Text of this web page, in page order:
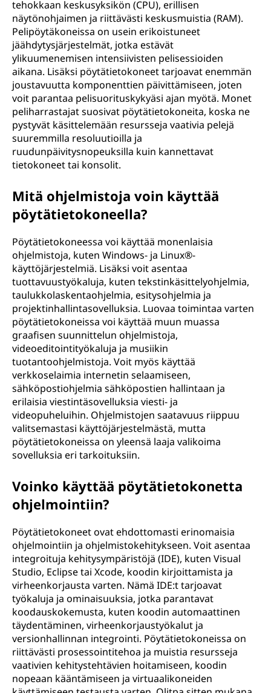
tehokkaan keskusyksikön (CPU), erillisen
näytönohjaimen ja riittävästi keskusmuistia (RAM).
Pelipöytäkoneissa on usein erikoistuneet
jäähdytysjärjestelmät, jotka estävät
ylikuumenemisen intensiivisten pelisessioiden
aikana. Lisäksi pöytätietokoneet tarjoavat enemmän
joustavuutta komponenttien päivittämiseen, joten
voit parantaa pelisuorituskykyäsi ajan myötä. Monet
peliharrastajat suosivat pöytätietokoneita, koska ne
pystyvät käsittelemään resursseja vaativia pelejä
suuremmilla resoluutioilla ja
ruudunpäivitysnopeuksilla kuin kannettavat
tietokoneet tai konsolit.
Mitä ohjelmistoja voin käyttää
pöytätietokoneella?
Pöytätietokoneessa voi käyttää monenlaisia
ohjelmistoja, kuten Windows- ja Linux®-
käyttöjärjestelmiä. Lisäksi voit asentaa
tuottavuustyökaluja, kuten tekstinkäsittelyohjelmia,
taulukkolaskentaohjelmia, esitysohjelmia ja
projektinhallintasovelluksia. Luovaa toimintaa varten
pöytätietokoneissa voi käyttää muun muassa
graafisen suunnittelun ohjelmistoja,
videoeditointityökaluja ja musiikin
tuotantoohjelmistoja. Voit myös käyttää
verkkoselaimia internetin selaamiseen,
sähköpostiohjelmia sähköpostien hallintaan ja
erilaisia viestintäsovelluksia viesti- ja
videopuheluihin. Ohjelmistojen saatavuus riippuu
valitsemastasi käyttöjärjestelmästä, mutta
pöytätietokoneissa on yleensä laaja valikoima
sovelluksia eri tarkoituksiin.
Voinko käyttää pöytätietokonetta
ohjelmointiin?
Pöytätietokoneet ovat ehdottomasti erinomaisia
ohjelmointiin ja ohjelmistokehitykseen. Voit asentaa
integroituja kehitysympäristöjä (IDE), kuten Visual
Studio, Eclipse tai Xcode, koodin kirjoittamista ja
virheenkorjausta varten. Nämä IDE:t tarjoavat
työkaluja ja ominaisuuksia, jotka parantavat
koodauskokemusta, kuten koodin automaattinen
täydentäminen, virheenkorjaustyökalut ja
versionhallinnan integrointi. Pöytätietokoneissa on
riittävästi prosessointitehoa ja muistia resursseja
vaativien kehitystehtävien hoitamiseen, koodin
nopeaan kääntämiseen ja virtuaalikoneiden